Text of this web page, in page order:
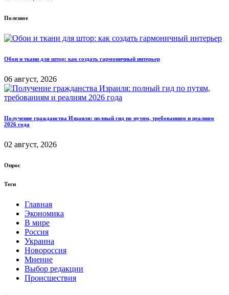
Полезное
Обои и ткани для штор: как создать гармоничный интерьер
06 август, 2026
Получение гражданства Израиля: полный гид по путям, требованиям и реалиям
2026 года
02 август, 2026
Опрос
Теги
Главная
Экономика
В мире
Россия
Украина
Новороссия
Мнение
Выбор редакции
Происшествия